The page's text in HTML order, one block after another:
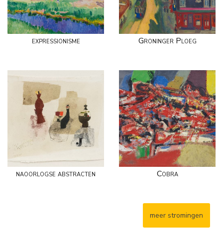
expressionisme Groninger Ploeg
naoorlogse abstracten Cobra
meer stromingen